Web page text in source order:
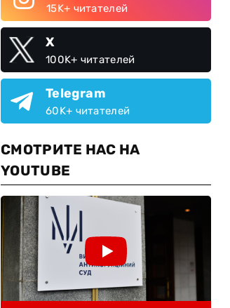
15K+ читателей
X
100K+ читателей
Telegram
60K+ читателей
СМОТРИТЕ НАС НА
YOUTUBE